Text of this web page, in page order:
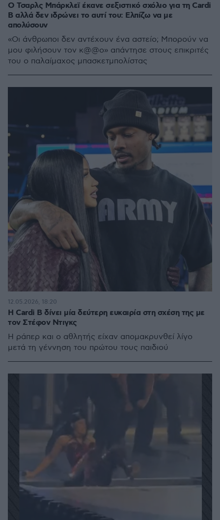
Ο Τσαρλς Μπάρκλεϊ έκανε σεξιστικό σχόλιο για τη Cardi
B αλλά δεν ιδρώνει το αυτί του: Ελπίζω να με
απολύσουν
«Οι άνθρωποι δεν αντέχουν ένα αστείο; Μπορούν να
μου φιλήσουν τον κ@@ο» απάντησε στους επικριτές
του ο παλαίμαχος μπασκετμπολίστας
H Cardi B δίνει μία δεύτερη ευκαιρία στη σχέση της με
τον Στέφον Ντιγκς
Η ράπερ και ο αθλητής είχαν απομακρυνθεί λίγο
μετά τη γέννηση του πρώτου τους παιδιού
12.05.2026, 18:20